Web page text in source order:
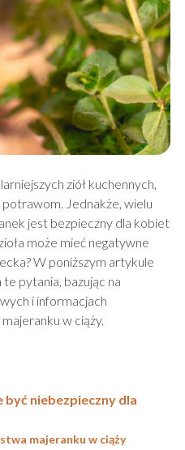
ziół kuchennych,
Jednakże, wielu
jest bezpieczny dla kobiet
może mieć negatywne
W poniższym artykule
pytania, bazując na
i informacjach
w ciąży.
być niebezpieczny dla
majeranku w ciąży